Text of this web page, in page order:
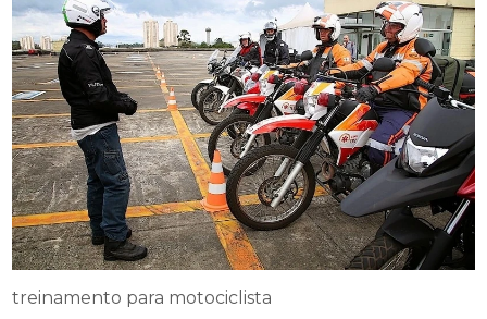
treinamento para motociclista